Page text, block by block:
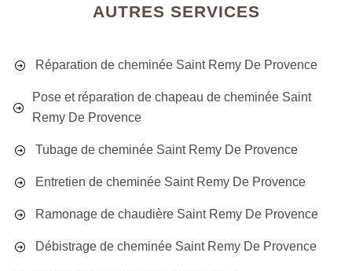
AUTRES SERVICES
Réparation de cheminée Saint Remy De Provence
Pose et réparation de chapeau de cheminée Saint
Remy De Provence
Tubage de cheminée Saint Remy De Provence
Entretien de cheminée Saint Remy De Provence
Ramonage de chaudière Saint Remy De Provence
Débistrage de cheminée Saint Remy De Provence